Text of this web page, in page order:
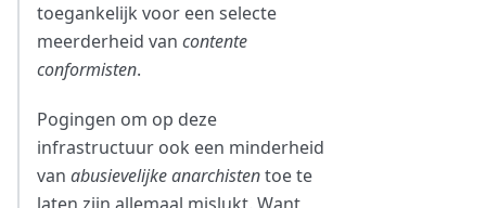
toegankelijk voor een selecte
meerderheid van contente
conformisten.
Pogingen om op deze
infrastructuur ook een minderheid
van abusievelijke anarchistentoe te